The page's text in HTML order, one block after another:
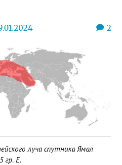
2
луча спутника Ямал
гр. E.